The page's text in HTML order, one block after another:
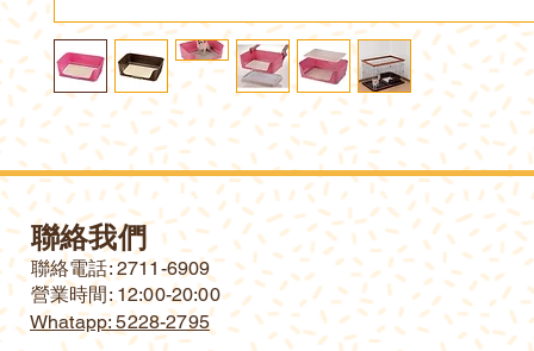
聯絡我們
​聯絡電話: 2711-6909
營業時間: 12:00-20:00
Whatapp: 5228-2795